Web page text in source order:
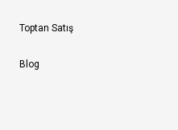
Toptan Satış
Blog